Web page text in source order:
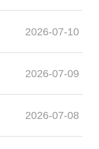
2026-07-10
2026-07-09
2026-07-08